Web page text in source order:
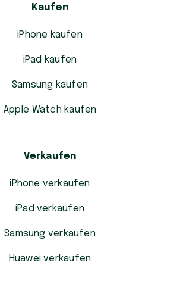
Kaufen
iPhone kaufen
iPad kaufen
Samsung kaufen
Apple Watch kaufen
Verkaufen
iPhone verkaufen
iPad verkaufen
Samsung verkaufen
Huawei verkaufen